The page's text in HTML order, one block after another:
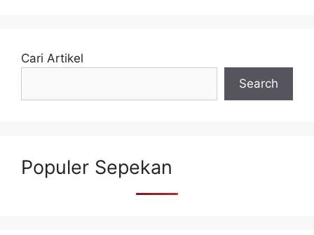
Cari Artikel
Search
Populer Sepekan